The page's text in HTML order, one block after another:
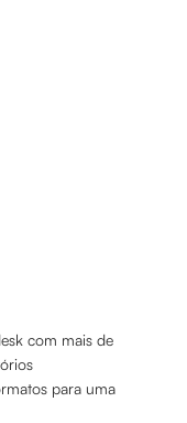
com mais de
para uma